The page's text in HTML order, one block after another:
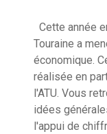
Cette année
Touraine a
économique.
réalisée en
l'ATU. Vous
idées
l'appui de